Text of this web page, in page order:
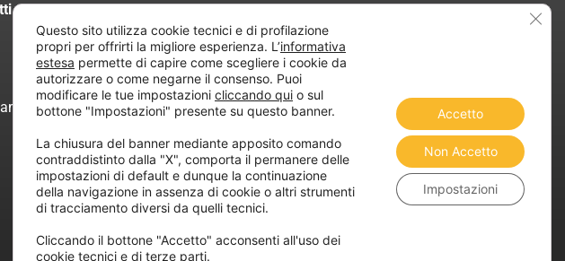
Servizi di Consulenza Certificata
di “Project Informatica”
Questo sito utilizza cookie tecnici e di profilazione
propri per offrirti la migliore esperienza. L’informativa
estesa permette di capire come scegliere i cookie da
autorizzare o come negarne il consenso. Puoi
modificare le tue impostazioni cliccando qui o sul
bottone "Impostazioni" presente su questo banner.
La chiusura del banner mediante apposito comando
contraddistinto dalla "X", comporta il permanere delle
impostazioni di default e dunque la continuazione
della navigazione in assenza di cookie o altri strumenti
di tracciamento diversi da quelli tecnici.
Cliccando il bottone "Accetto" acconsenti all'uso dei
cookie tecnici e di terze parti.
Accetto
Non Accetto
Impostazioni